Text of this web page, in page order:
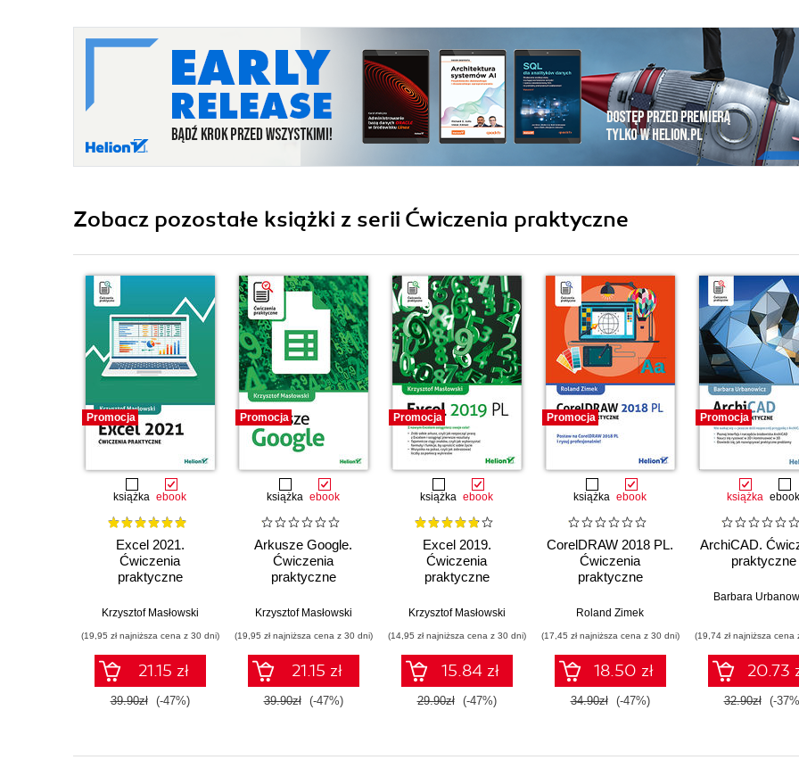
Zobacz pozostałe książki z serii Ćwiczenia praktyczne
Promocja
książka ebook
Excel 2021.
Ćwiczenia
praktyczne
Krzysztof Masłowski
(19,95 zł najniższa cena z 30 dni)
21.15 zł
39.90zł (-47%)
Promocja
książka ebook
Arkusze Google.
Ćwiczenia
praktyczne
Krzysztof Masłowski
(19,95 zł najniższa cena z 30 dni)
21.15 zł
39.90zł (-47%)
Promocja
książka ebook
Excel 2019.
Ćwiczenia
praktyczne
Krzysztof Masłowski
(14,95 zł najniższa cena z 30 dni)
15.84 zł
29.90zł (-47%)
Promocja
książka ebook
CorelDRAW 2018 PL.
Ćwiczenia
praktyczne
Roland Zimek
(17,45 zł najniższa cena z 30 dni)
18.50 zł
34.90zł (-47%)
Promocja
książka ebook
ArchiCAD.
praktyczne
Barbara
(19,74 zł najniższa cena
20.73
32.90zł (-